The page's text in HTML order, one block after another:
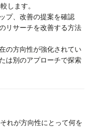
します。
プ、改善の提案を確認
リサーチを改善する方法
の方向性が強化されてい
は別のアプローチで探索
れが方向性にとって何を